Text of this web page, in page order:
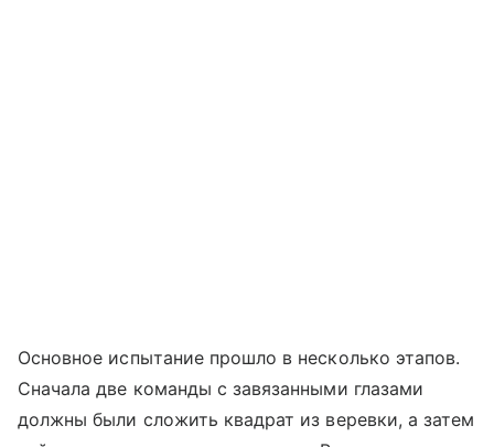
Основное испытание прошло в несколько этапов.
Сначала две команды с завязанными глазами
должны были сложить квадрат из веревки, а затем